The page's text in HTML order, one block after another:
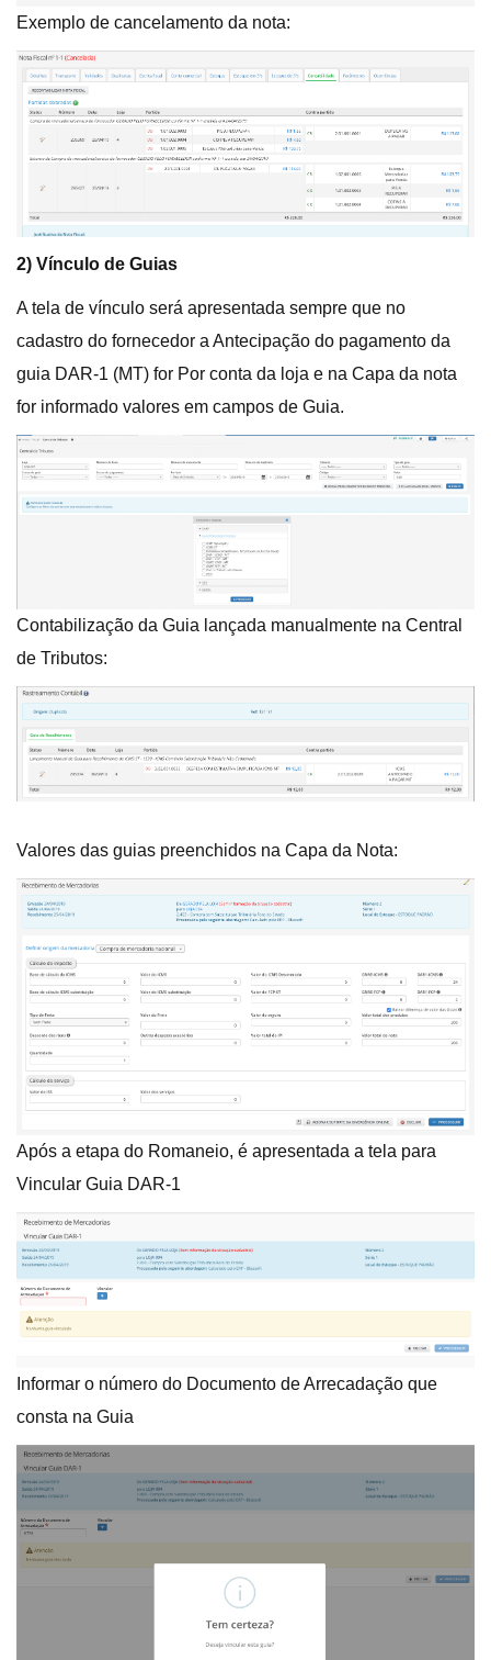
Exemplo de cancelamento da nota:
2) Vínculo de Guias
A tela de vínculo será apresentada sempre que no
cadastro do fornecedor a Antecipação do pagamento da
guia DAR-1 (MT) for Por conta da loja e na Capa da nota
for informado valores em campos de Guia.
Contabilização da Guia lançada manualmente na Central
de Tributos:
Valores das guias preenchidos na Capa da Nota:
Após a etapa do Romaneio, é apresentada a tela para
Vincular Guia DAR-1
Informar o número do Documento de Arrecadação que
consta na Guia